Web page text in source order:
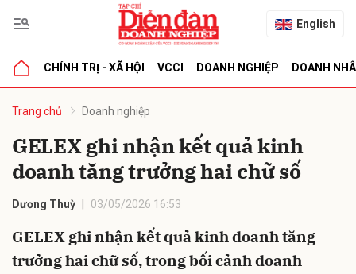
English
CHÍNH TRỊ - XÃ HỘI VCCI DOANH NGHIỆP DOANH
Trang chủ Doanh nghiệp
GELEX ghi nhận kết quả kinh
doanh tăng trưởng hai chữ số
Dương Thuỳ 03/05/2026 16:53
GELEX ghi nhận kết quả kinh doanh tăng
trưởng hai chữ số, trong bối cảnh doanh
luận
Hủy